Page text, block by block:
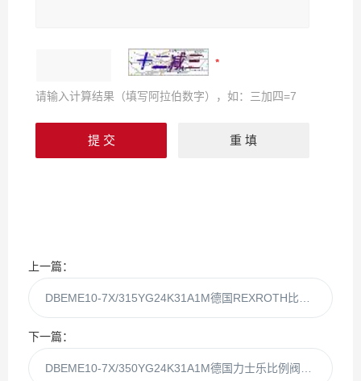
请输入计算结果（填写阿拉伯数字），如：三加四=7
上一篇：
下一篇：